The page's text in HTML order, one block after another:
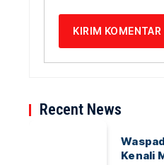
Recent News
Kenali